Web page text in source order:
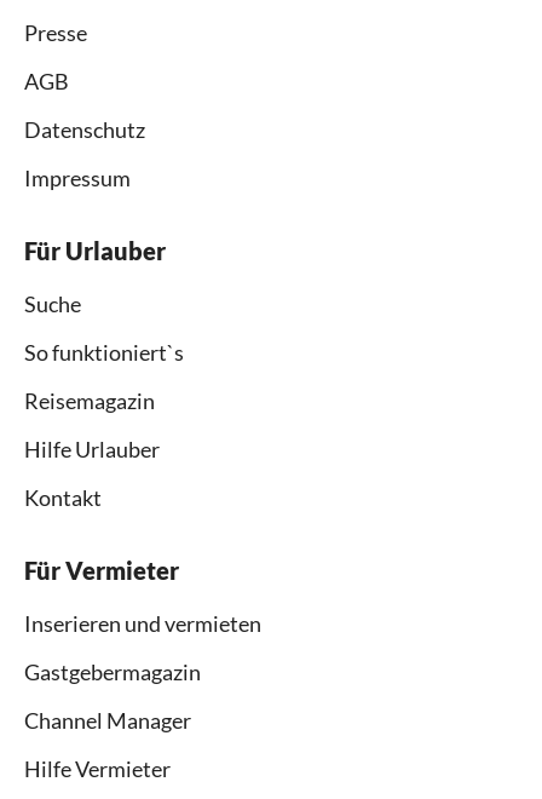
Presse
AGB
Datenschutz
Impressum
Für Urlauber
Suche
So funktioniert`s
Reisemagazin
Hilfe Urlauber
Kontakt
Für Vermieter
Inserieren und vermieten
Gastgebermagazin
Channel Manager
Hilfe Vermieter